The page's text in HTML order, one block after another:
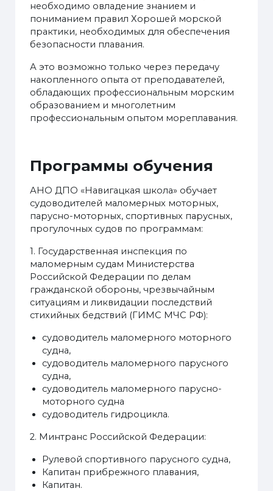
необходимо овладение знанием и
пониманием правил Хорошей морской
практики, необходимых для обеспечения
безопасности плавания.
А это возможно только через передачу
накопленного опыта от преподавателей,
обладающих профессиональным морским
образованием и многолетним
профессиональным опытом мореплавания.
Программы обучения
АНО ДПО «Навигацкая школа» обучает
судоводителей маломерных моторных,
парусно-моторных, спортивных парусных,
прогулочных судов по программам:
1. Государственная инспекция по
маломерным судам Министерства
Российской Федерации по делам
гражданской обороны, чрезвычайным
ситуациям и ликвидации последствий
стихийных бедствий (ГИМС МЧС РФ):
судоводитель маломерного моторного
судна,
судоводитель маломерного парусного
судна,
судоводитель маломерного парусно-
моторного судна
судоводитель гидроцикла.
2. Минтранс Российской Федерации:
Рулевой спортивного парусного судна,
Капитан прибрежного плавания,
Капитан.